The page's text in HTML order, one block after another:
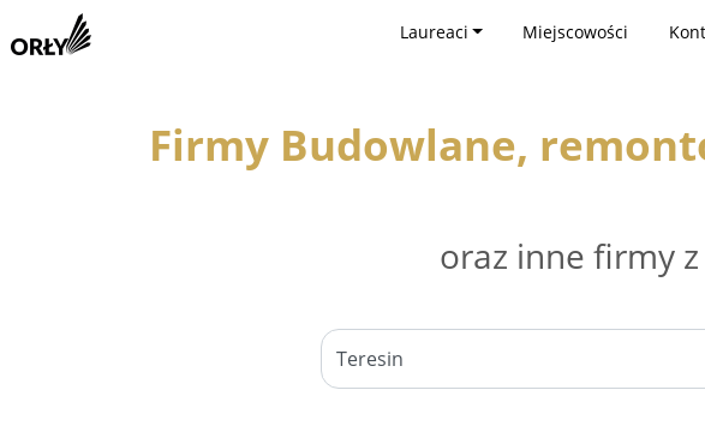
Laureaci Miejscowości
Firmy Budowlane,
oraz inne firmy